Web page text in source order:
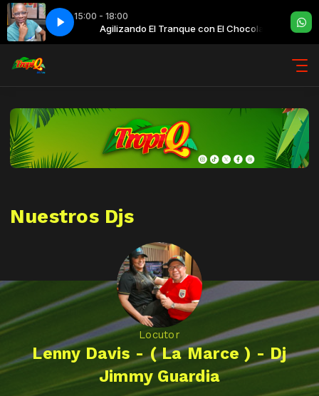
15:00 - 18:00
El Chocolate Agilizando El Tranque con El Chocolate
Nuestros Djs
Locutor
Lenny Davis - ( La Marce ) - Dj
Jimmy Guardia